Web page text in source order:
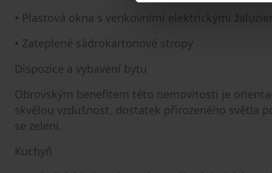
• Plastová okna s venkovními elektrickými
• Zateplené sádrokartonové stropy
Dispozice a vybavení bytu
Obrovským benefitem této nemovitosti je
skvělou vzdušnost, dostatek přirozeného světla
se zelení.
Kuchyň